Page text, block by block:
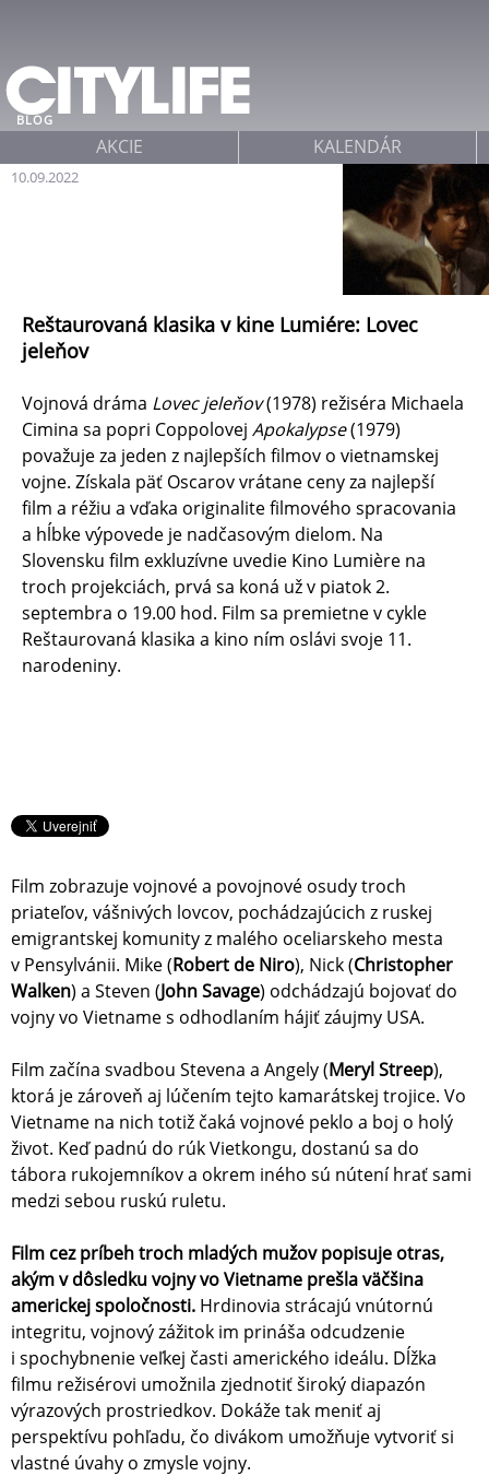
10.09.2022
BLOG
Reštaurovaná klasika v kine Lumiére: Lovec
jeleňov
Vojnová dráma Lovec jeleňov(1978) režiséra Michaela
Cimina sa popri Coppolovej Apokalypse(1979)
považuje za jeden z najlepších filmov o vietnamskej
vojne. Získala päť Oscarov vrátane ceny za najlepší
film a réžiu a vďaka originalite filmového spracovania
a hĺbke výpovede je nadčasovým dielom. Na
Slovensku film exkluzívne uvedie Kino Lumière na
troch projekciách, prvá sa koná už v piatok 2.
septembra o 19.00 hod. Film sa premietne v cykle
Reštaurovaná klasika a kino ním oslávi svoje 11.
narodeniny.
Film zobrazuje vojnové a povojnové osudy troch
priateľov, vášnivých lovcov, pochádzajúcich z ruskej
emigrantskej komunity z malého oceliarskeho mesta
v Pensylvánii. Mike (Robert de Niro), Nick (Christopher
Walken) a Steven (John Savage) odchádzajú bojovať do
vojny vo Vietname s odhodlaním hájiť záujmy USA.
Film začína svadbou Stevena a Angely (Meryl Streep),
ktorá je zároveň aj lúčením tejto kamarátskej trojice. Vo
Vietname na nich totiž čaká vojnové peklo a boj o holý
život. Keď padnú do rúk Vietkongu, dostanú sa do
tábora rukojemníkov a okrem iného sú nútení hrať sami
medzi sebou ruskú ruletu.
Film cez príbeh troch mladých mužov popisuje otras,
akým v dôsledku vojny vo Vietname prešla väčšina
americkej spoločnosti. Hrdinovia strácajú vnútornú
integritu, vojnový zážitok im prináša odcudzenie
i spochybnenie veľkej časti amerického ideálu. Dĺžka
filmu režisérovi umožnila zjednotiť široký diapazón
výrazových prostriedkov. Dokáže tak meniť aj
perspektívu pohľadu, čo divákom umožňuje vytvoriť si
vlastné úvahy o zmysle vojny.
AKCIE KALENDÁR